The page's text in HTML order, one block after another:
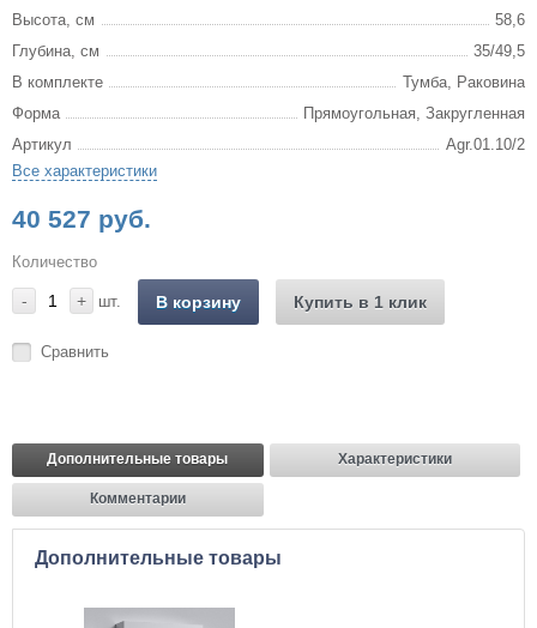
Высота, см
58,6
Глубина, см
35/49,5
В комплекте
Тумба, Раковина
Форма
Прямоугольная, Закругленная
Артикул
Agr.01.10/2
Все характеристики
40 527 руб.
Количество
- + шт. В корзину Купить в 1 клик
Сравнить
Дополнительные товары Характеристики
Комментарии
Дополнительные товары